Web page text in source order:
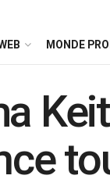
MONDE